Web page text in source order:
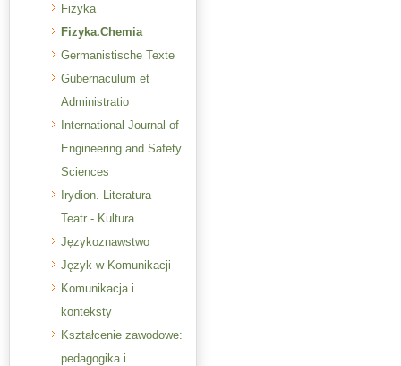
Fizyka
Fizyka.Chemia
Germanistische Texte
Gubernaculum et
Administratio
International Journal of
Engineering and Safety
Sciences
Irydion. Literatura -
Teatr - Kultura
Językoznawstwo
Język w Komunikacji
Komunikacja i
konteksty
Kształcenie zawodowe:
pedagogika i